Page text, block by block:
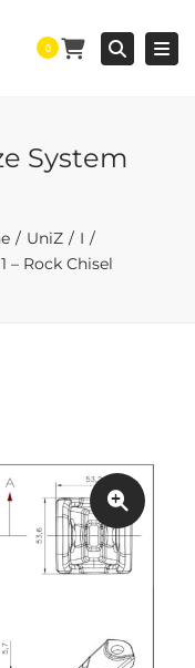
0
System
UniZ
I
– Rock Chisel